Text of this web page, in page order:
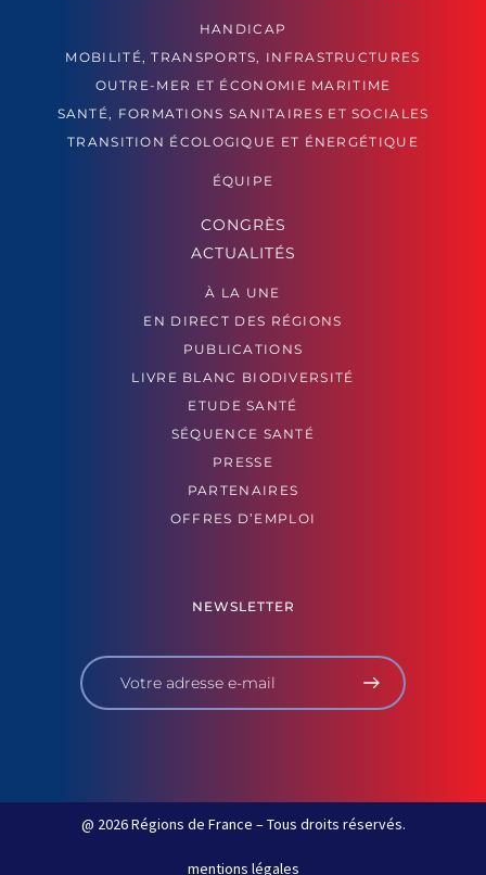
HANDICAP
MOBILITÉ, TRANSPORTS, INFRASTRUCTURES
OUTRE-MER ET ÉCONOMIE MARITIME
SANTÉ, FORMATIONS SANITAIRES ET SOCIALES
TRANSITION ÉCOLOGIQUE ET ÉNERGÉTIQUE
ÉQUIPE
CONGRÈS
ACTUALITÉS
À LA UNE
EN DIRECT DES RÉGIONS
PUBLICATIONS
LIVRE BLANC BIODIVERSITÉ
ETUDE SANTÉ
SÉQUENCE SANTÉ
PRESSE
PARTENAIRES
OFFRES D’EMPLOI
NEWSLETTER
@ 2026 Régions de France – Tous droits réservés.
mentions légales